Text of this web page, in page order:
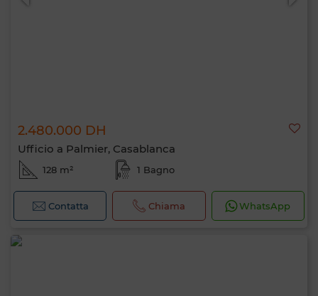
2.480.000 DH
Ufficio a Palmier, Casablanca
128 m² 1 Bagno
Contatta Chiama WhatsApp